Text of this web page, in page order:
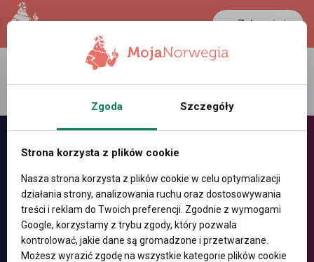
Zaloguj się
LANCASTER
22.4 °C 0.3881 PLN
Zgoda Szczegóły
Strona korzysta z plików cookie
Nasza strona korzysta z plików cookie w celu optymalizacji
działania strony, analizowania ruchu oraz dostosowywania
treści i reklam do Twoich preferencji. Zgodnie z wymogami
Google, korzystamy z trybu zgody, który pozwala
kontrolować, jakie dane są gromadzone i przetwarzane.
Możesz wyrazić zgodę na wszystkie kategorie plików cookie